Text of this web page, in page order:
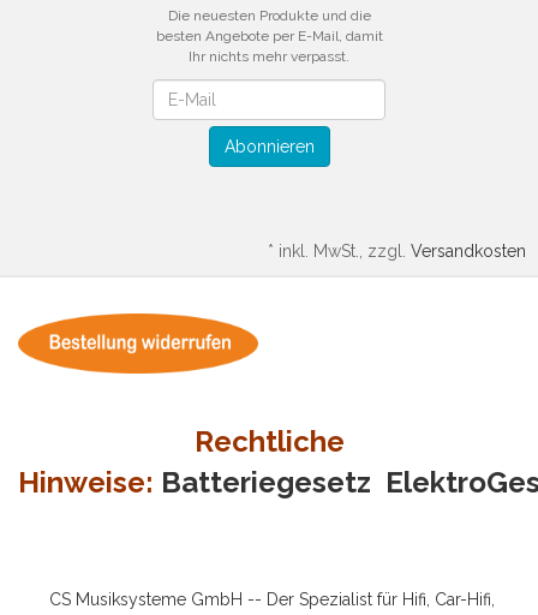
Die neuesten Produkte und die
besten Angebote per E-Mail, damit
Ihr nichts mehr verpasst.
Abonnieren
* inkl. MwSt., zzgl. Versandkosten
Rechtliche
Hinweise: Batteriegesetz
CS Musiksysteme GmbH -- Der Spezialist für Hifi, Car-Hifi,